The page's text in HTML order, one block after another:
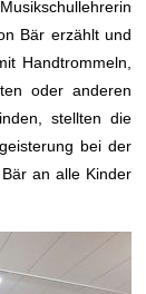
Bär erzählt und
Handtrommeln,
oder anderen
stellten die
bei der
an alle Kinder